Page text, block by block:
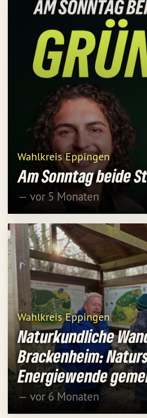
Wahlkreis Eppingen
Am Sonntag beide
— vor 5 Monaten
Wahlkreis Eppingen
Naturkundliche
Brackenheim:
Energiewende
— vor 6 Monaten